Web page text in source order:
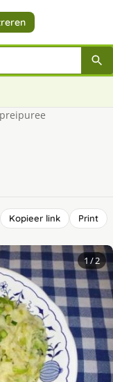
Kopieer link Print
1 / 2